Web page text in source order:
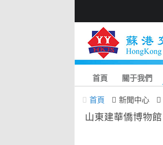
首頁 關于我們
首頁 新聞中心
山東建華僑博物館